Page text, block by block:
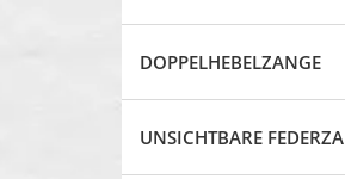
DOPPELHEBELZANGE
UNSICHTBARE